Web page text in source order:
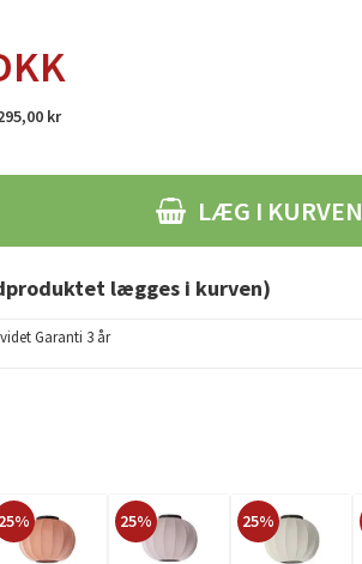
kr
LÆG I KURVEN
lægges i kurven)
Garanti 3 år
25% 25% 25%